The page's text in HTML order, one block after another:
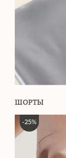
ШОРТЫ
-25%